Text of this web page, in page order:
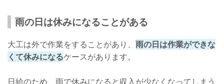
雨の日は休みになることがある
大工は外で作業をすることがあり、 雨の日は作業ができな
くて休みになるケースがあります。
日給のため、雨で休みになると収入が少なくなってしまう